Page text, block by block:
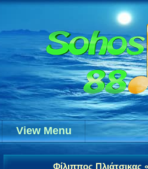
View Menu
Φίλιππος Πλιάτσικας